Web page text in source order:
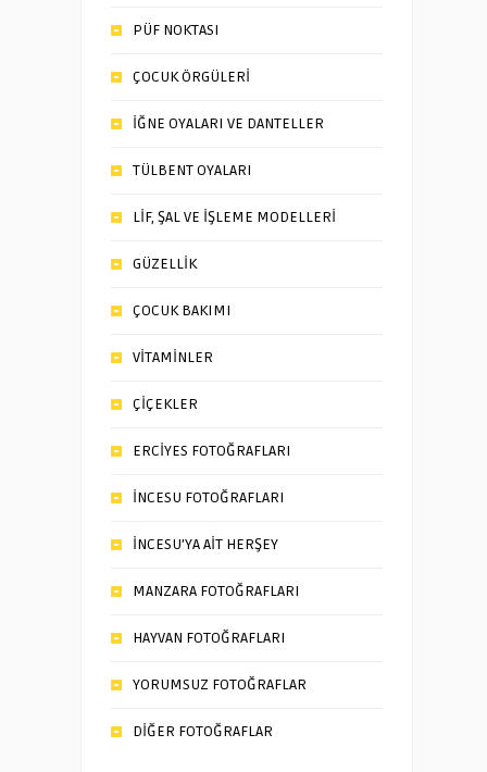
PÜF NOKTASI
ÇOCUK ÖRGÜLERİ
İĞNE OYALARI VE DANTELLER
TÜLBENT OYALARI
LİF, ŞAL VE İŞLEME MODELLERİ
GÜZELLİK
ÇOCUK BAKIMI
VİTAMİNLER
ÇİÇEKLER
ERCİYES FOTOĞRAFLARI
İNCESU FOTOĞRAFLARI
İNCESU’YA AİT HERŞEY
MANZARA FOTOĞRAFLARI
HAYVAN FOTOĞRAFLARI
YORUMSUZ FOTOĞRAFLAR
DİĞER FOTOĞRAFLAR